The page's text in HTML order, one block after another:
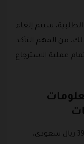
سيتم إلغاء
من المهم التأكد
عملية الاسترجاع
إذا كانت قيمة مشترياتك أقل من 390 ريال سعودي،